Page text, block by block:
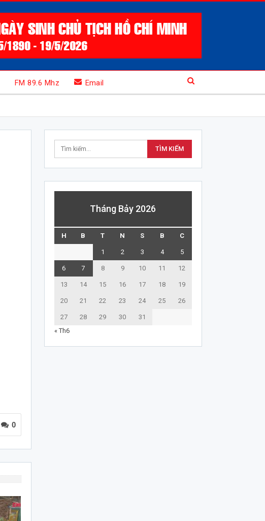
FM 89.6 Mhz Email
0
Tháng Bảy 2026
H B T N S B C
1 2 3 4 5
6 7 8 9 10 11 12
13 14 15 16 17 18 19
20 21 22 23 24 25 26
27 28 29 30
31
« Th6